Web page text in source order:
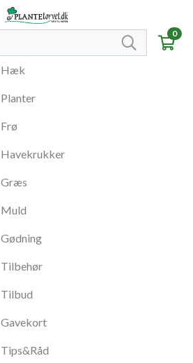
0
Hæk
Planter
Frø
Havekrukker
Græs
Muld
Gødning
Tilbehør
Tilbud
Gavekort
Tips&Råd